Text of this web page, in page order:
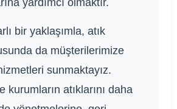
bir yaklaşımla, atık
da müşterilerimize
sunmaktayız.
kurumların atıklarını daha